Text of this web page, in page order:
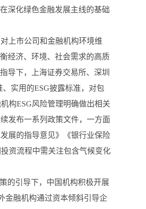
深化绿色金融发展主线的基础
上市公司和金融机构环境维
经济、环境、社会需求的高质
导下，上海证券交易所、深圳
实用的ESG披露标准，对包
构ESG风险管理明确做出相关
发布一系列政策文件，一方面
展的指导意见》《银行业保险
资流程中需关注包含气候变化
的引导下，中国机构积极开展
金融机构通过资本倾斜引导企